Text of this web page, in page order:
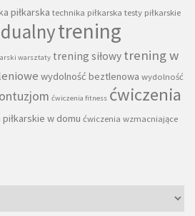
piłkarska technika piłkarska testy piłkarskie
trening
warsztaty trening siłowy trening w
wydolność beztlenowa wydolność
ćwiczenia fitness ćwiczenia
w domu ćwiczenia wzmacniające